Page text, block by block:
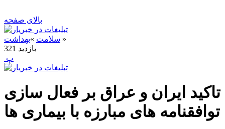
بالای صفحه
سلامت »بهداشت
»
321 بازدید
‍ پ
تاکید ایران و عراق بر فعال سازی
توافقنامه های مبارزه با بیماری ها